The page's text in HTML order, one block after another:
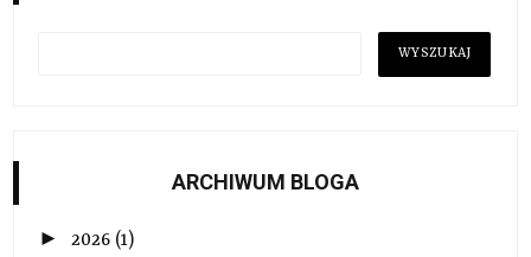
ARCHIWUM BLOGA
►2026 (1)